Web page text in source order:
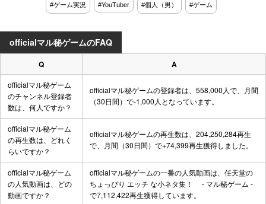
#ゲーム実況 #YouTuber #個人（男） #ゲーム
officialマル秘ゲームのFAQ
Q A
officialマル秘ゲーム
のチャンネル登録者
数は、何人ですか？
officialマル秘ゲームの登録者は、558,000人で、月間
（30日間）で-1,000人となっています。
officialマル秘ゲーム
の再生数は、どれく
らいですか？
officialマル秘ゲームの再生数は、204,250,284再生
で、月間（30日間）で+74,399再生獲得しました。
officialマル秘ゲーム
の人気動画は、どの
動画ですか？
officialマル秘ゲームの一番の人気動画は、 任天堂の
ちょっぴり エッチ な小ネタ集！ - マル秘ゲーム -
で7,112,422再生獲得しています。